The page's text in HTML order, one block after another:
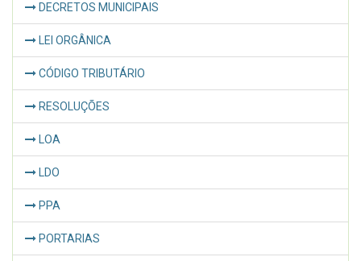
DECRETOS MUNICIPAIS
LEI ORGÂNICA
CÓDIGO TRIBUTÁRIO
RESOLUÇÕES
LOA
LDO
PPA
PORTARIAS